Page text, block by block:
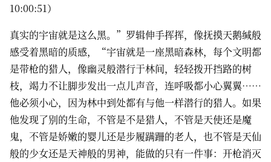
10:00:51）
真实的宇宙就是这么黑。”罗辑伸手挥挥，像抚摸天鹅缄般
感受着黑暗的质感，“宇宙就是一座黑暗森林，每个文明都
是带枪的猎人，像幽灵般潜行于林间，轻轻拨开挡路的树
枝，竭力不让脚步发出一点儿声音，连呼吸都小心翼翼……
他必须小心，因为林中到处都有与他一样潜行的猎人。如果
他发现了别的生命，不管是不是猎人，不管是天使还是魔
鬼，不管是娇嫩的婴儿还是步履蹒跚的老人，也不管是天仙
般的少女还是天神般的男神，能做的只有一件事：开枪消灭